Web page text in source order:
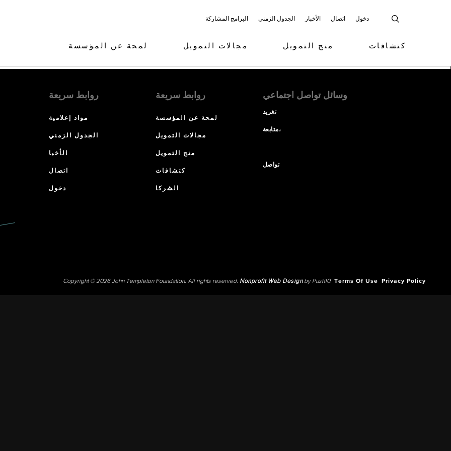
البرامج المشاركة الجدول الزمني الأخبار اتصال دخول
لمحة عن المؤسسة مجالات التمويل منح التمويل كتشافات
روابط سريعة
مواد إعلامية
الجدول الزمني
الأخبا
اتصال
دخول
روابط سريعة
لمحة عن المؤسسة
مجالات التمويل
منح التمويل
كتشافات
الشركا
وسائل تواصل اجتماعي
تغريد
متابعة،
تواصل
Copyright © 2026 John Templeton Foundation. All rights reserved. Nonprofit Web Designby Push10. Terms Of Use Privacy Policy